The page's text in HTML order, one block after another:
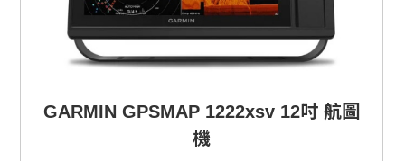
GARMIN GPSMAP 1222xsv 12吋 航圖
機